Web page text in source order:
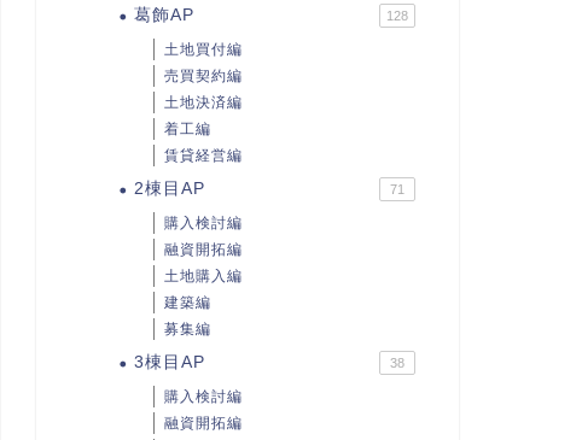
葛飾AP 128
土地買付編
売買契約編
土地決済編
着工編
賃貸経営編
2棟目AP 71
購入検討編
融資開拓編
土地購入編
建築編
募集編
3棟目AP 38
購入検討編
融資開拓編